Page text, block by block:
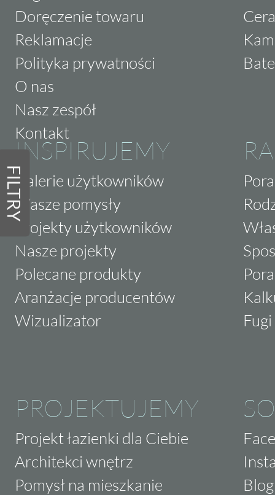
FILTRY
Doręczenie towaru
Reklamacje
Polityka prywatności
O nas
Nasz zespół
Kontakt
INSPIRUJEMY
Galerie użytkowników
Wasze pomysły
Projekty użytkowników
Nasze projekty
Polecane produkty
Aranżacje producentów
Wizualizator
PROJEKTUJEMY
Projekt łazienki dla Ciebie
Architekci wnętrz
Pomysł na mieszkanie
Blog